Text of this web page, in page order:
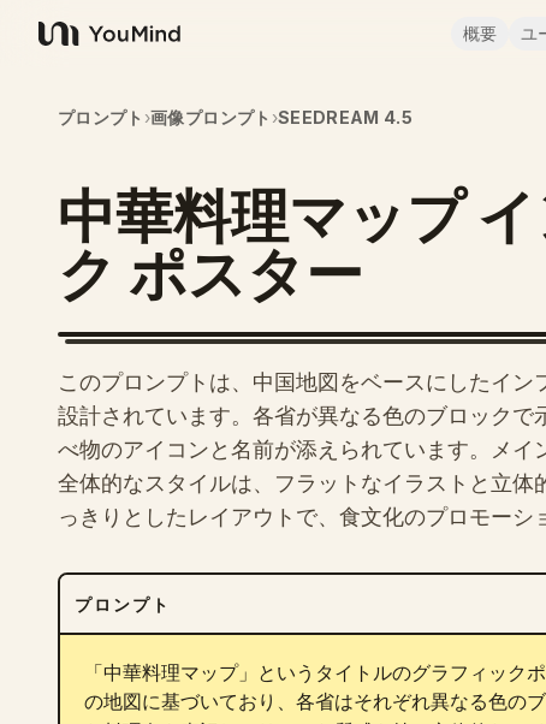
YouMind
概要 ユ
プロンプト ›画像プロンプト ›SEEDREAM 4.5
中華料理マップ
ク ポスター
このプロンプトは、中国地図をベースにしたイ
設計されています。各省が異なる色のブロック
べ物のアイコンと名前が添えられています。メイ
全体的なスタイルは、フラットなイラストと立
っきりとしたレイアウトで、食文化のプロモーシ
プロンプト
「中華料理マップ」というタイトルのグラフィッ
の地図に基づいており、各省はそれぞれ異なる色の